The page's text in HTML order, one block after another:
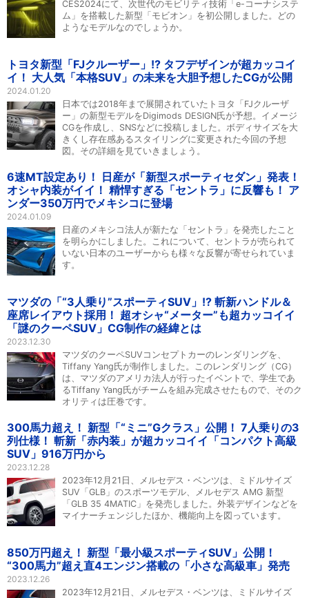
CES2024にて、次世代のモビリティ技術「e-コーナシステ
ム」を搭載した新型「モビオン」を初公開しました。どの
ようなモデルなのでしょうか。
トヨタ新型「FJクルーザー」!? タフデザインが超カッコイ
イ！ 大人気「本格SUV」の未来を大胆予想したCGが公開
2024.01.20
日本では2018年まで展開されていたトヨタ「FJクルーザ
ー」の新型モデルをDigimods DESIGN氏が予想。イメージ
CGを作成し、SNSなどに投稿しました。ボディサイズを大
きくし存在感あるスタイリングに変更された今回の予想
図。その詳細を見ていきましょう。
6速MT設定あり！ 日産が「新型スポーティセダン」発表！
オシャ内装がイイ！ 精悍すぎる「セントラ」に反響も！ ア
ンダー350万円でメキシコに登場
2024.01.09
日産のメキシコ法人が新たな「セントラ」を発売したこと
を明らかにしました。これについて、セントラが売られて
いない日本のユーザーからも様々な反響が寄せられていま
す。
マツダの「“3人乗り”スポーティSUV」!? 斬新ハンドル＆
座席レイアウト採用！ 超オシャ“メーター”も超カッコイイ
「謎のクーペSUV」CG制作の経緯とは
2023.12.30
マツダのクーペSUVコンセプトカーのレンダリングを、
Tiffany Yang氏が制作しました。このレンダリング（CG）
は、マツダのアメリカ法人が行ったイベントで、学生であ
るTiffany Yang氏がチームを組み完成させたもので、そのク
オリティは圧巻です。
300馬力超え！ 新型「“ミニ”Gクラス」公開！ 7人乗りの3
列仕様！ 斬新「赤内装」が超カッコイイ「コンパクト高級
SUV」916万円から
2023.12.28
2023年12月21日、メルセデス・ベンツは、ミドルサイズ
SUV「GLB」のスポーツモデル、メルセデス AMG 新型
「GLB 35 4MATIC」を発売しました。外装デザインなどを
マイナーチェンジしたほか、機能向上を図っています。
850万円超え！ 新型「最小級スポーティSUV」公開！
“300馬力”超え直4エンジン搭載の「小さな高級車」発売
2023.12.26
2023年12月21日、メルセデス・ベンツは、ミドルサイズ